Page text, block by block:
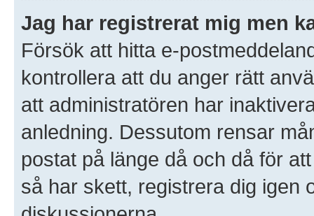
Jag har registrerat mig men
Försök att hitta e-
kontrollera att du anger rätt
att administratören har
anledning. Dessutom rensar
postat på länge då och då för
så har skett, registrera dig igen